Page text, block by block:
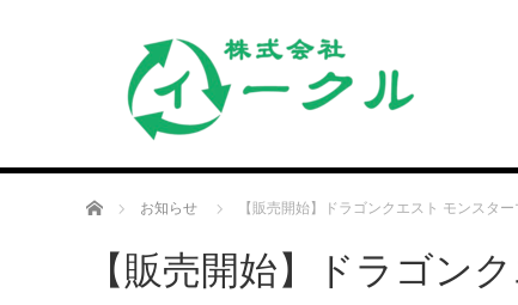
ホーム お知らせ 【販売開始】ドラゴンクエスト モンスタ
【販売開始】ドラゴン